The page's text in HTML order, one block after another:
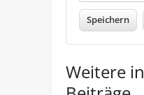
Weitere